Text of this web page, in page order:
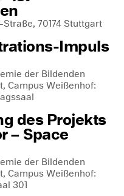
70174 Stuttgart
Impuls
der Bildenden
Campus Weißenhof:
des Projekts
– Space
der Bildenden
Campus Weißenhof:
301